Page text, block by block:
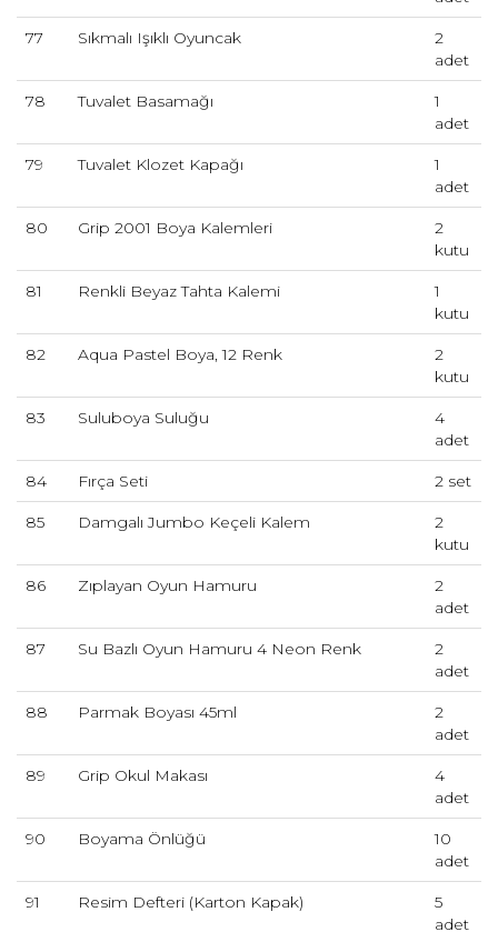
77 Sıkmalı Işıklı Oyuncak
2
adet
78 Tuvalet Basamağı
1
adet
79 Tuvalet Klozet Kapağı
1
adet
80 Grip 2001 Boya Kalemleri
2
kutu
81 Renkli Beyaz Tahta Kalemi
1
kutu
82 Aqua Pastel Boya, 12 Renk
2
kutu
83 Suluboya Suluğu
4
adet
84 Fırça Seti 2 set
85 Damgalı Jumbo Keçeli Kalem
2
kutu
86 Zıplayan Oyun Hamuru
2
adet
87 Su Bazlı Oyun Hamuru 4 Neon Renk
2
adet
88 Parmak Boyası 45ml
2
adet
89 Grip Okul Makası
4
adet
90 Boyama Önlüğü
10
adet
91 Resim Defteri (Karton Kapak)
5
adet